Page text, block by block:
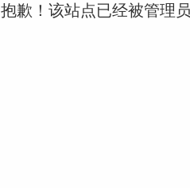
抱歉！该站点已经被管理